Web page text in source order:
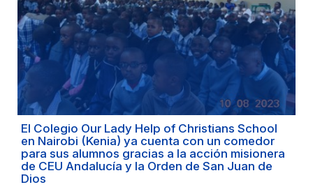
El Colegio Our Lady Help of Christians School
en Nairobi (Kenia) ya cuenta con un comedor
para sus alumnos gracias a la acción misionera
de CEU Andalucía y la Orden de San Juan de
Dios